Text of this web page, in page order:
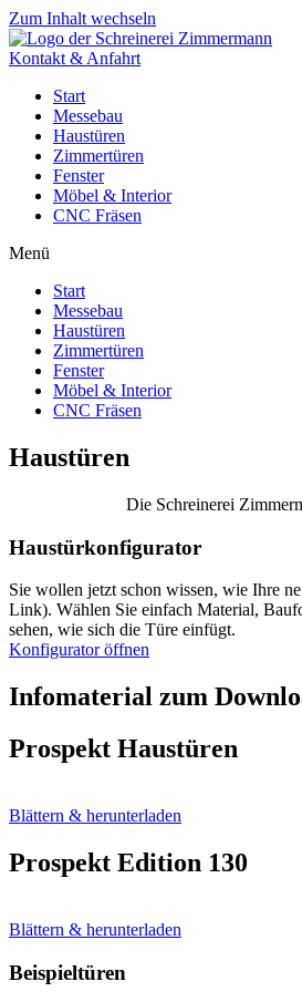
Zum Inhalt wechseln
Kontakt & Anfahrt
Start
Messebau
Haustüren
Zimmertüren
Fenster
Möbel & Interior
CNC Fräsen
Menü
Start
Messebau
Haustüren
Zimmertüren
Fenster
Möbel & Interior
CNC Fräsen
Haustüren
Die Schreinerei
Haustürkonfigurator
Sie wollen jetzt schon wissen, wie Ihre
Link). Wählen Sie einfach Material,
sehen, wie sich die Türe einfügt.
Konfigurator öffnen
Infomaterial zum
Prospekt Haustüren
Blättern & herunterladen
Prospekt Edition 130
Blättern & herunterladen
Beispieltüren